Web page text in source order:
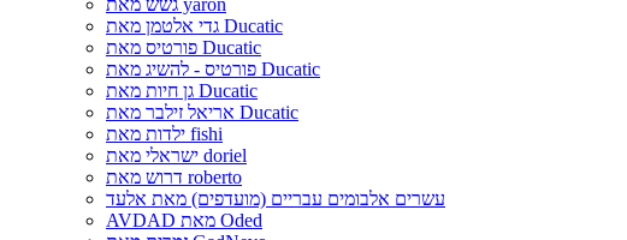
גדי אלטמן מאת Ducatic
פורטיס מאת Ducatic
פורטיס - להשיג מאת Ducatic
גן חיות מאת Ducatic
אריאל זילבר מאת Ducatic
ילדות מאת fishi
ישראלי מאת doriel
דרוש מאת roberto
עשרים אלבומים עבריים (מועדפים) מאת אלעד
AVDAD מאת Oded